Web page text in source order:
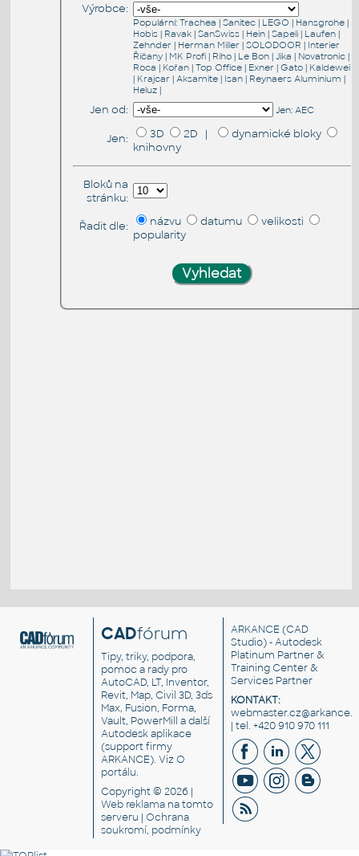
Výrobce:
Populární: Trachea | Sanitec| LEGO | Hansgrohe|
Hobis| Ravak| SanSwiss| Hein| Sapeli| Laufen|
Zehnder | Herman Miller | SOLODOOR | Interier
Říčany| MK Profi| Riho| Le Bon| Jika | Novatronic|
Roca | Kořan| Top Office| Exner | Gato| Kaldewei
| Krajcar | Aksamite| Isan| Reynaers Aluminium |
Heluz|
Jen od: Jen: AEC
Jen: 3D 2D |
dynamické bloky
knihovny
Bloků na
stránku:
Řadit dle: názvu datumu
velikosti
popularity
CADfórum
Tipy, triky, podpora,
pomoc a rady pro
AutoCAD, LT, Inventor,
Revit, Map, Civil 3D, 3ds
Max, Fusion, Forma,
Vault, PowerMill a další
Autodesk aplikace
(support firmy
ARKANCE). VizO
portálu.
Copyright © 2026 |
Web reklama na tomto
serveru |Ochrana
soukromí, podmínky
ARKANCE (CAD
Studio) - Autodesk
Platinum Partner &
Training Center &
Services Partner
KONTAKT:
| tel. +420 910 970 111